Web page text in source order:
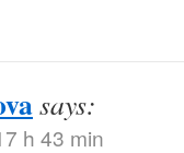
says:
h 43 min